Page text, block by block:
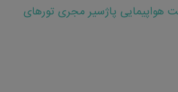
پاژسیر مجری تورهای